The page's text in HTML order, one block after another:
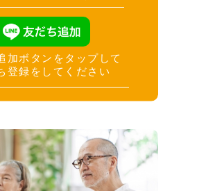
加ボタンをタップして
登録をしてください